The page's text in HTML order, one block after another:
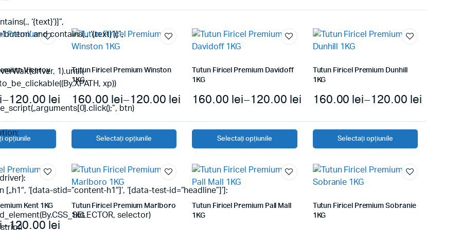
‘{text}’)]”,
and contains(., ‘{text}’)]”,
1).until(
xp))
btn)
‘[data-stid=”content-h1″]’, ‘[data-test-id=”headline”]’]:
selector)
Viceroy
120.00 lei
–
opțiunile
Tutun Firicel Premium Winston
1KG
120.00 lei
–
160.00 lei
Selectați opțiunile
Tutun Firicel Premium Davidoff
1KG
120.00 lei
–
160.00 lei
Selectați opțiunile
Tutun Firicel Premium Dunhill
1KG
120.00 lei
–
160.00 lei
Selectați opțiunile
Kent 1KG
120.00 lei
–
Tutun Firicel Premium Marlboro
1KG
Tutun Firicel Premium Pall Mall
1KG
Tutun Firicel Premium Sobranie
1KG